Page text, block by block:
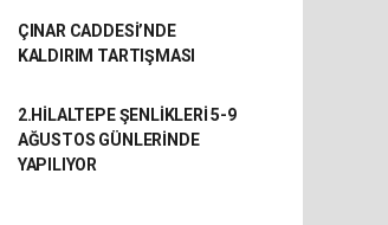
ÇINAR CADDESİ’NDE
KALDIRIM TARTIŞMASI
2.HİLALTEPE ŞENLİKLERİ 5-9
AĞUSTOS GÜNLERİNDE
YAPILIYOR